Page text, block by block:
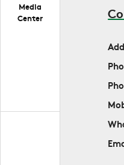
Media
Center